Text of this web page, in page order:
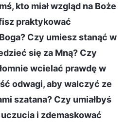
kto miał wzgląd na Boże
praktykować
Czy umiesz stanąć w
się za Mną? Czy
wcielać prawdę w
odwagi, aby walczyć ze
szatana? Czy umiałbyś
i zdemaskować